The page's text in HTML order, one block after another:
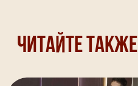
Читайте также